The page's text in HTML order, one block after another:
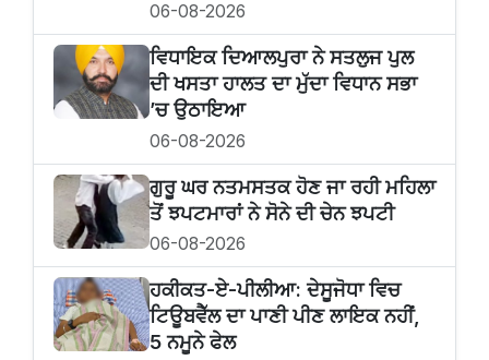
06-08-2026
ਵਿਧਾਇਕ ਦਿਆਲਪੁਰਾ ਨੇ ਸਤਲੁਜ ਪੁਲ
ਦੀ ਖਸਤਾ ਹਾਲਤ ਦਾ ਮੁੱਦਾ ਵਿਧਾਨ ਸਭਾ
’ਚ ਉਠਾਇਆ
06-08-2026
ਗੁਰੂ ਘਰ ਨਤਮਸਤਕ ਹੋਣ ਜਾ ਰਹੀ ਮਹਿਲਾ
ਤੋਂ ਝਪਟਮਾਰਾਂ ਨੇ ਸੋਨੇ ਦੀ ਚੇਨ ਝਪਟੀ
06-08-2026
ਹਕੀਕਤ-ਏ-ਪੀਲੀਆ: ਦੇਸੂਜੋਧਾ ਵਿਚ
ਟਿਊਬਵੈੱਲ ਦਾ ਪਾਣੀ ਪੀਣ ਲਾਇਕ ਨਹੀਂ,
5 ਨਮੂਨੇ ਫੇਲ